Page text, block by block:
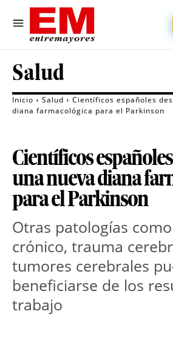
Salud
Inicio Salud
Científicos españoles
diana farmacológica para el Parkinson
Científicos
una nueva diana
para el Parkinson
Otras patologías
crónico, trauma
tumores cerebrales
beneficiarse de los
trabajo